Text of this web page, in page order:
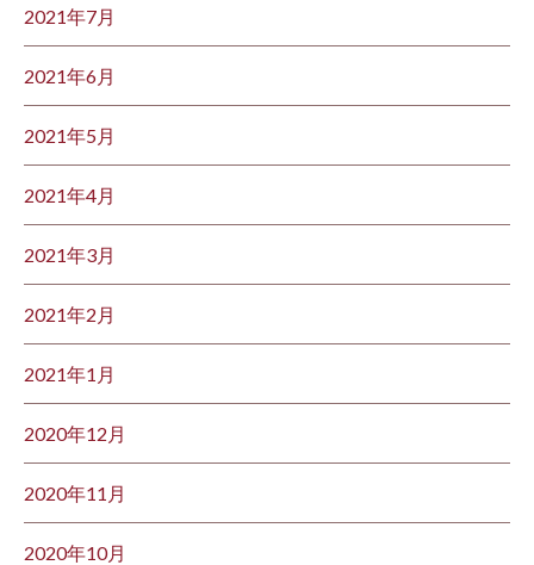
2021年7月
2021年6月
2021年5月
2021年4月
2021年3月
2021年2月
2021年1月
2020年12月
2020年11月
2020年10月